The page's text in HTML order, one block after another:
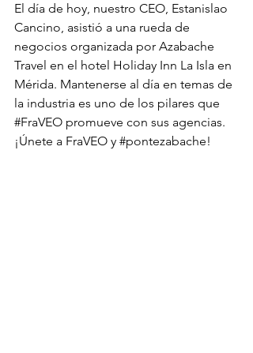
El día de hoy, nuestro CEO, Estanislao
Cancino, asistió a una rueda de
negocios organizada por Azabache
Travel en el hotel Holiday Inn La Isla en
Mérida. Mantenerse al día en temas de
la industria es uno de los pilares que
#FraVEO promueve con sus agencias.
¡Únete a FraVEO y #pontezabache!